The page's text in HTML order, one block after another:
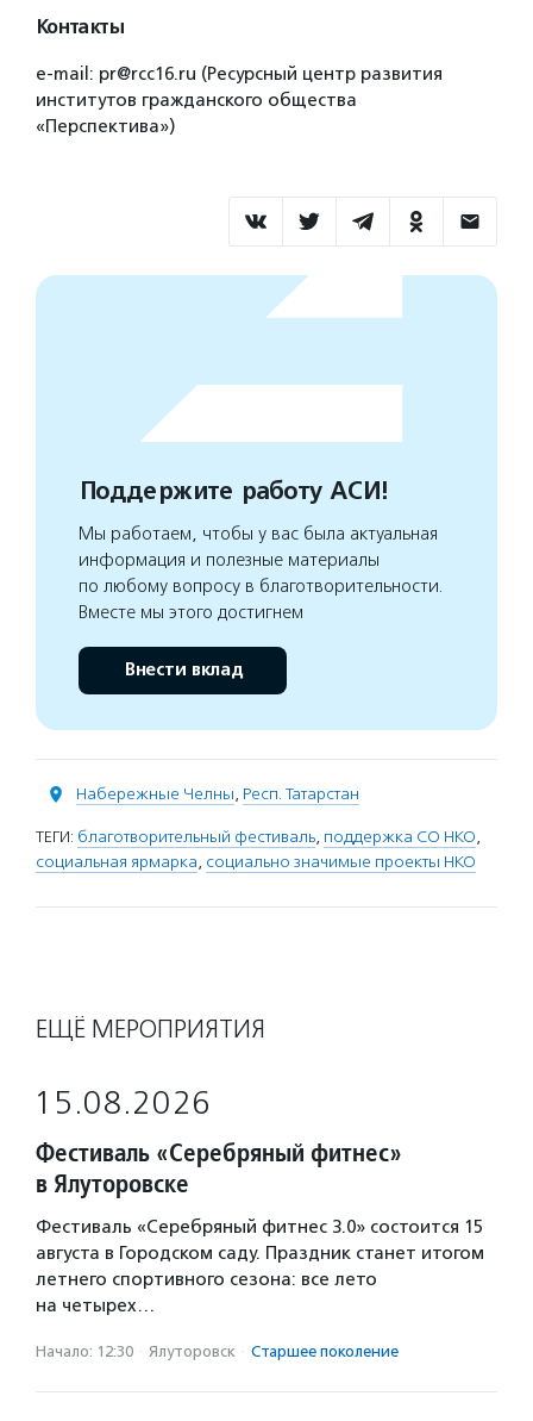
Контакты
e-mail: pr@rcc16.ru (Ресурсный центр развития
институтов гражданского общества
«Перспектива»)
Поддержите работу АСИ!
Мы работаем, чтобы у вас была актуальная
информация и полезные материалы
по любому вопросу в благотворительности.
Вместе мы этого достигнем
Внести вклад
Набережные Челны, Респ. Татарстан
ТЕГИ: благотворительный фестиваль, поддержка СО НКО,
социальная ярмарка, социально значимые проекты НКО
ЕЩЁ МЕРОПРИЯТИЯ
15.08.2026
Фестиваль «Серебряный фитнес»
в Ялуторовске
Фестиваль «Серебряный фитнес 3.0» состоится 15
августа в Городском саду. Праздник станет итогом
летнего спортивного сезона: все лето
на четырех…
Начало: 12:30 · Ялуторовск · Старшее поколение